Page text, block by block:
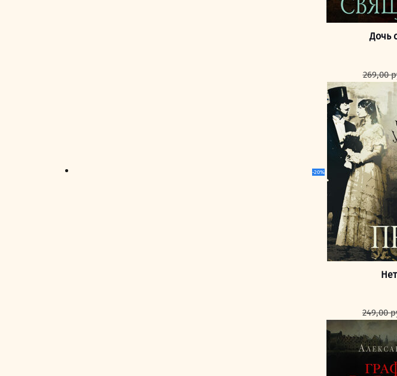
Дочь
269,00
-20%
249,00